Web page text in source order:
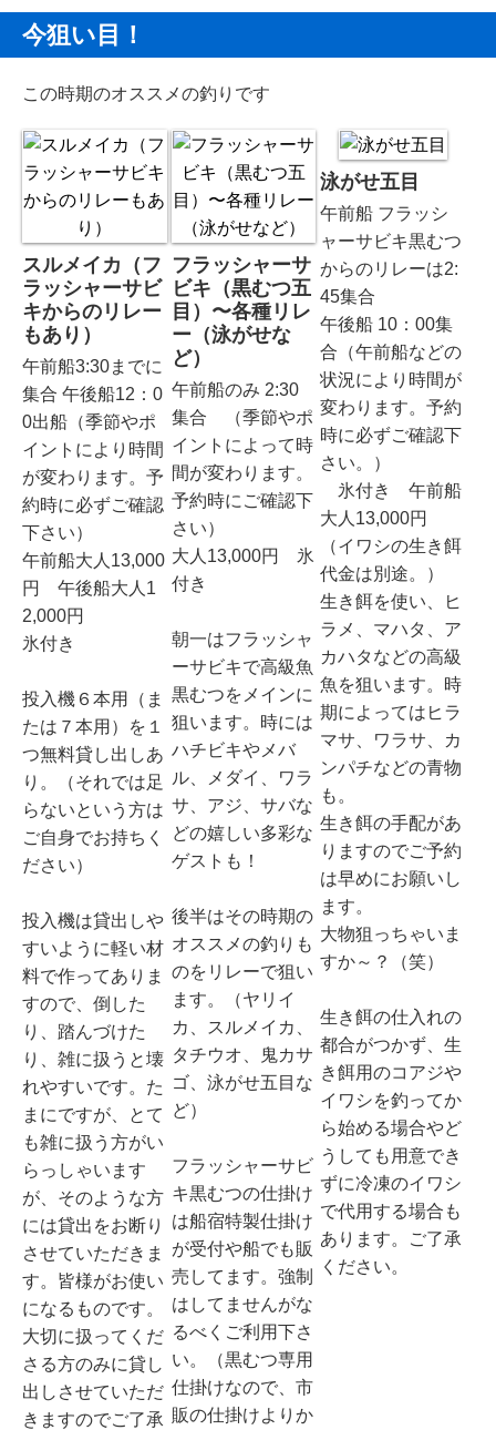
今狙い目！
この時期のオススメの釣りです
スルメイカ（フ
ラッシャーサビ
キからのリレー
もあり）
午前船3:30までに
集合 午後船12：0
0出船（季節やポ
イントにより時間
が変わります。予
約時に必ずご確認
下さい）
午前船大人13,000
円 午後船大人1
2,000円
氷付き
投入機６本用（ま
たは７本用）を１
つ無料貸し出しあ
り。（それでは足
らないという方は
ご自身でお持ちく
ださい）
投入機は貸出しや
すいように軽い材
料で作ってありま
すので、倒した
り、踏んづけた
り、雑に扱うと壊
れやすいです。た
まにですが、とて
も雑に扱う方がい
らっしゃいます
が、そのような方
には貸出をお断り
させていただきま
す。皆様がお使い
になるものです。
大切に扱ってくだ
さる方のみに貸し
出しさせていただ
きますのでご了承
フラッシャーサ
ビキ（黒むつ五
目）〜各種リレ
ー（泳がせな
ど）
午前船のみ 2:30
集合 （季節やポ
イントによって時
間が変わります。
予約時にご確認下
さい）
大人13,000円 氷
付き
朝一はフラッシャ
ーサビキで高級魚
黒むつをメインに
狙います。時には
ハチビキやメバ
ル、メダイ、ワラ
サ、アジ、サバな
どの嬉しい多彩な
ゲストも！
後半はその時期の
オススメの釣りも
のをリレーで狙い
ます。（ヤリイ
カ、スルメイカ、
タチウオ、鬼カサ
ゴ、泳がせ五目な
ど）
フラッシャーサビ
キ黒むつの仕掛け
は船宿特製仕掛け
が受付や船でも販
売してます。強制
はしてませんがな
るべくご利用下さ
い。（黒むつ専用
仕掛けなので、市
販の仕掛けよりか
泳がせ五目
午前船 フラッシ
ャーサビキ黒むつ
からのリレーは2:
45集合
午後船 10：00集
合（午前船などの
状況により時間が
変わります。予約
時に必ずご確認下
さい。）
氷付き 午前船
大人13,000円
（イワシの生き餌
代金は別途。）
生き餌を使い、ヒ
ラメ、マハタ、ア
カハタなどの高級
魚を狙います。時
期によってはヒラ
マサ、ワラサ、カ
ンパチなどの青物
も。
生き餌の手配があ
りますのでご予約
は早めにお願いし
ます。
大物狙っちゃいま
すか～？（笑）
生き餌の仕入れの
都合がつかず、生
き餌用のコアジや
イワシを釣ってか
ら始める場合やど
うしても用意でき
ずに冷凍のイワシ
で代用する場合も
あります。ご了承
ください。